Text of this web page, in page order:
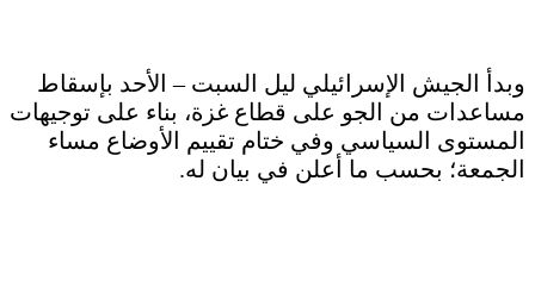
وبدأ الجيش الإسرائيلي ليل السبت – الأحد بإسقاط
مساعدات من الجو على قطاع غزة، بناء على توجيهات
المستوى السياسي وفي ختام تقييم الأوضاع مساء
الجمعة؛ بحسب ما أعلن في بيان له.